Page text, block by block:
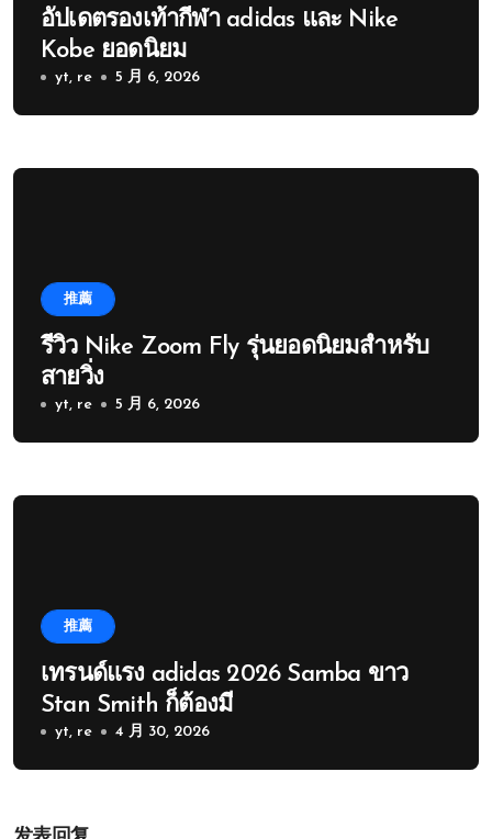
อัปเดตรองเท้ากีฬา adidas และ Nike
Kobe ยอดนิยม
yt, re 5 月 6, 2026
推薦
รีวิว Nike Zoom Fly รุ่นยอดนิยมสำหรับ
สายวิ่ง
yt, re 5 月 6, 2026
推薦
เทรนด์แรง adidas 2026 Samba ขาว
Stan Smith ก็ต้องมี
yt, re 4 月 30, 2026